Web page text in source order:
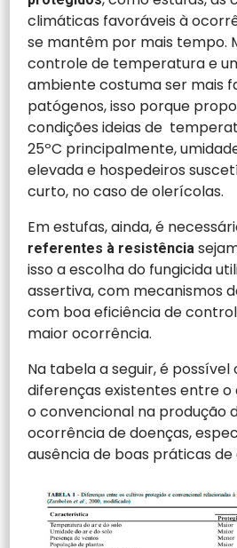
climáticas favoráveis à
se mantêm por mais tempo.
controle de temperatura e
ambiente costuma ser mais
patógenos, isso porque
condições ideias de
25ºC principalmente,
elevada e hospedeiros
curto, no caso de olerícolas.
Em estufas, ainda, é
referentes à resistência
isso a escolha do fungicida
assertiva, com mecanismos
com boa eficiência de
maior ocorrência.
Na tabela a seguir, é possível
diferenças existentes entre
o convencional na produção
ocorrência de doenças,
ausência de boas práticas